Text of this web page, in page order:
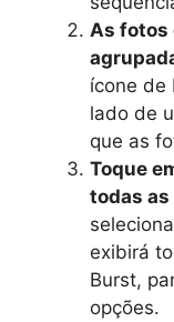
As fotos
ícone de
lado de
que as
Toque
todas as
exibirá
Burst,
opções.